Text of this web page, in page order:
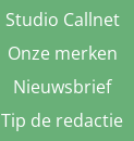
Studio Callnet
Onze merken
Nieuwsbrief
Tip de redactie